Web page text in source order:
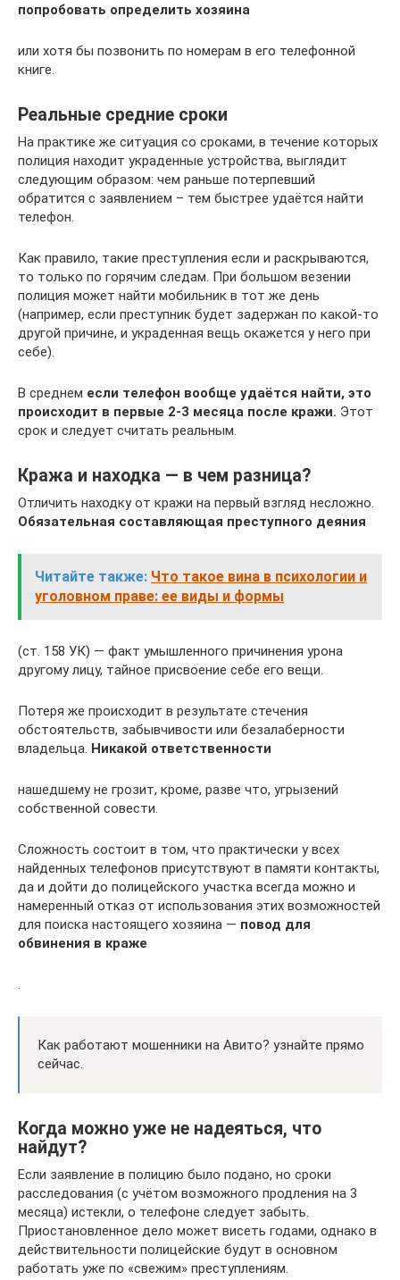
попробовать определить хозяина
или хотя бы позвонить по номерам в его телефонной
книге.
Реальные средние сроки
На практике же ситуация со сроками, в течение которых
полиция находит украденные устройства, выглядит
следующим образом: чем раньше потерпевший
обратится с заявлением – тем быстрее удаётся найти
телефон.
Как правило, такие преступления если и раскрываются,
то только по горячим следам. При большом везении
полиция может найти мобильник в тот же день
(например, если преступник будет задержан по какой-то
другой причине, и украденная вещь окажется у него при
себе).
В среднем если телефон вообще удаётся найти, это
происходит в первые 2-3 месяца после кражи. Этот
срок и следует считать реальным.
Кража и находка — в чем разница?
Отличить находку от кражи на первый взгляд несложно.
Обязательная составляющая преступного деяния
Читайте также: Что такое вина в психологии и
уголовном праве: ее виды и формы
(ст. 158 УК) — факт умышленного причинения урона
другому лицу, тайное присвоение себе его вещи.
Потеря же происходит в результате стечения
обстоятельств, забывчивости или безалаберности
владельца. Никакой ответственности
нашедшему не грозит, кроме, разве что, угрызений
собственной совести.
Сложность состоит в том, что практически у всех
найденных телефонов присутствуют в памяти контакты,
да и дойти до полицейского участка всегда можно и
намеренный отказ от использования этих возможностей
для поиска настоящего хозяина — повод для
обвинения в краже
Как работают мошенники на Авито? узнайте прямо
сейчас.
Когда можно уже не надеяться, что
найдут?
Если заявление в полицию было подано, но сроки
расследования (с учётом возможного продления на 3
месяца) истекли, о телефоне следует забыть.
Приостановленное дело может висеть годами, однако в
действительности полицейские будут в основном
работать уже по «свежим» преступлениям.